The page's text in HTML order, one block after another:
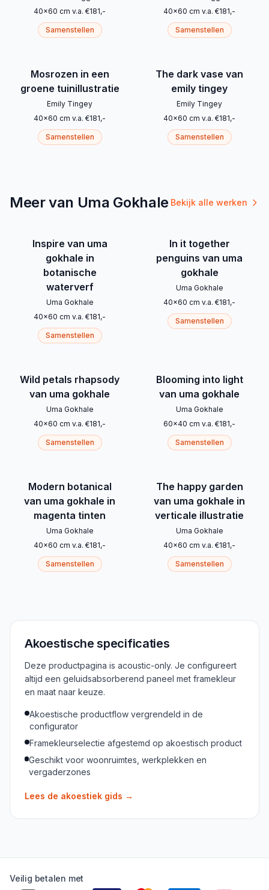
40x60 cm v.a. €181,-
Samenstellen
40x60 cm v.a. €181,-
Samenstellen
Mosrozen in een
groene tuinillustratie
Emily Tingey
40x60 cm v.a. €181,-
Samenstellen
The dark vase van
emily tingey
Emily Tingey
40x60 cm v.a. €181,-
Samenstellen
Meer van Uma Gokhale Bekijk alle werken
Inspire van uma
gokhale in
botanische
waterverf
Uma Gokhale
40x60 cm v.a. €181,-
Samenstellen
In it together
penguins van uma
gokhale
Uma Gokhale
40x60 cm v.a. €181,-
Samenstellen
Wild petals rhapsody
van uma gokhale
Uma Gokhale
40x60 cm v.a. €181,-
Samenstellen
Blooming into light
van uma gokhale
Uma Gokhale
60x40 cm v.a. €181,-
Samenstellen
Modern botanical
van uma gokhale in
magenta tinten
Uma Gokhale
40x60 cm v.a. €181,-
Samenstellen
The happy garden
van uma gokhale in
verticale illustratie
Uma Gokhale
40x60 cm v.a. €181,-
Samenstellen
Akoestische specificaties
Deze productpagina is acoustic-only. Je configureert
altijd een geluidsabsorberend paneel met framekleur
en maat naar keuze.
Akoestische productflow vergrendeld in de
configurator
Framekleurselectie afgestemd op akoestisch product
Geschikt voor woonruimtes, werkplekken en
vergaderzones
Lees de akoestiek gids →
Veilig betalen met